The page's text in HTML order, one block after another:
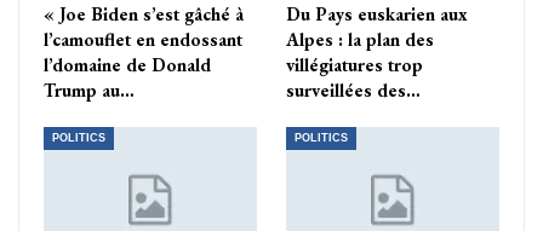
« Joe Biden s’est gâché à
l’camouflet en endossant
l’domaine de Donald
Trump au…
Du Pays euskarien aux
Alpes : la plan des
villégiatures trop
surveillées des…
POLITICS POLITICS